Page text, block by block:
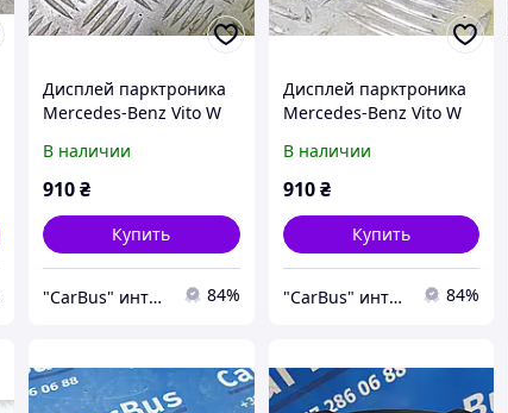
Дисплей парктроника
Mercedes-Benz Vito W
A1725420023
В наличии
910₴
Купить
"CarBus" интернет-магазин запчастей 84%
Дисплей парктроника
Mercedes-Benz Vito W
A4475420123
В наличии
910 ₴
Купить
"CarBus" интернет-магазин запчастей 84%